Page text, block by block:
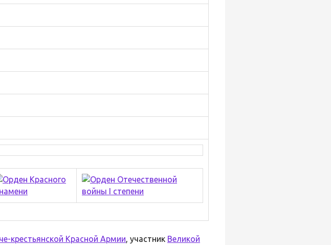
крестьянской Красной Армии, участник Великой